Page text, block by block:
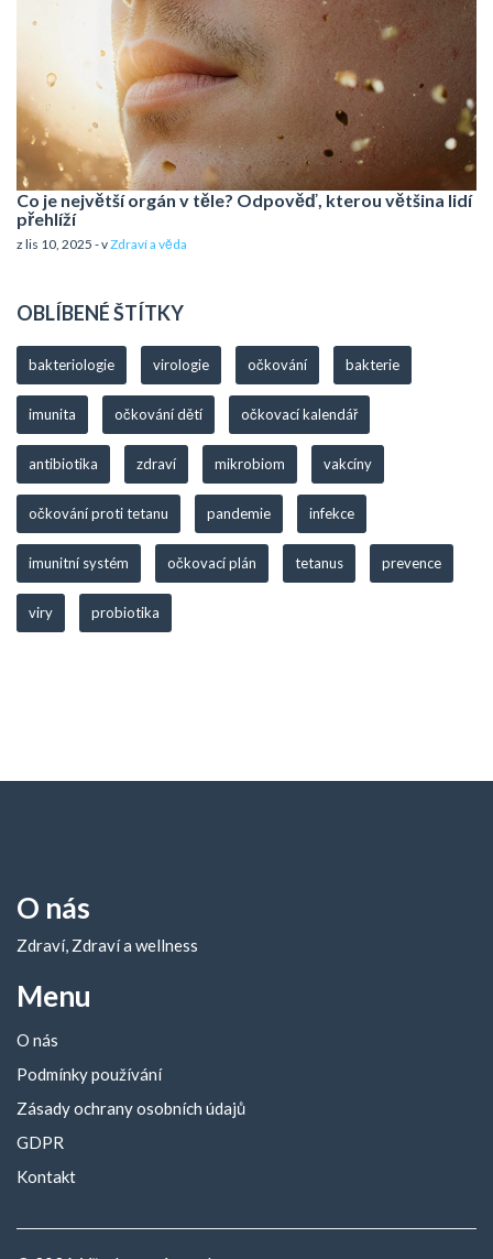
Co je největší orgán v těle? Odpověď, kterou většina lidí
přehlíží
z lis 10, 2025 - vZdraví a věda
OBLÍBENÉ ŠTÍTKY
bakteriologie virologie očkování bakterie
imunita očkování dětí očkovací kalendář
antibiotika zdraví mikrobiom vakcíny
očkování proti tetanu pandemie infekce
imunitní systém očkovací plán tetanus prevence
viry probiotika
O nás
Zdraví, Zdraví a wellness
Menu
O nás
Podmínky používání
Zásady ochrany osobních údajů
GDPR
Kontakt